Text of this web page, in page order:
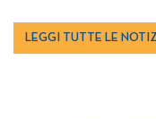
LEGGI TUTTE LE